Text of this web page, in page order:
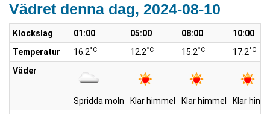
Vädret denna dag, 2024-08-10
Klockslag 01:00 05:00 08:00
10:00
Temperatur
16.2°C 12.2°C 15.2°C 17.2°C
Väder
Spridda moln Klar himmel Klar himmel
Klar